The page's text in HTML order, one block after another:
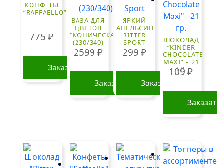
КОНФЕТЫ
“RAFFAELLO”
775₽
Заказать
ВАЗА ДЛЯ
ЦВЕТОВ
“КОНИЧЕСКАЯ”
(230/340)
2599 ₽
Заказать
ЯРКИЙ
АПЕЛЬСИН
RITTER
SPORT
299₽
Заказать
ШОКОЛАД
“KINDER
CHOCOLATE
MAXI” – 21
ГР.
109₽